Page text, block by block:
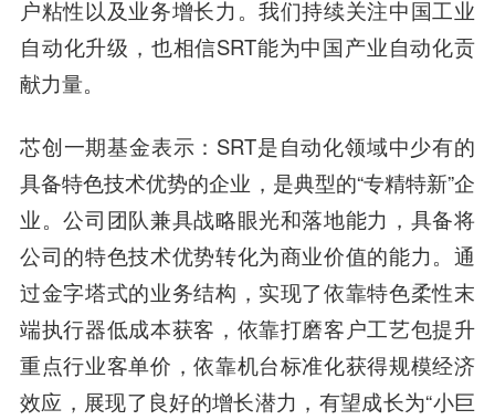
户粘性以及业务增长力。我们持续关注中国工业
自动化升级，也相信SRT能为中国产业自动化贡
献力量。
芯创一期基金表示：SRT是自动化领域中少有的
具备特色技术优势的企业，是典型的“专精特新”企
业。公司团队兼具战略眼光和落地能力，具备将
公司的特色技术优势转化为商业价值的能力。通
过金字塔式的业务结构，实现了依靠特色柔性末
端执行器低成本获客，依靠打磨客户工艺包提升
重点行业客单价，依靠机台标准化获得规模经济
效应，展现了良好的增长潜力，有望成长为“小巨